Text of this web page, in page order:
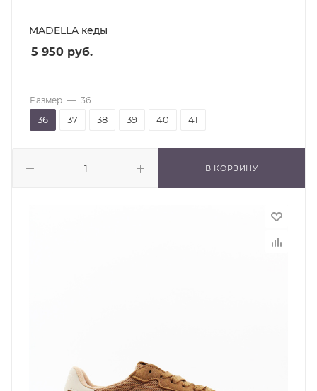
MADELLA кеды
5 950 руб.
В КОРЗИНУ
Размер — 36
36 37 38 39 40 41